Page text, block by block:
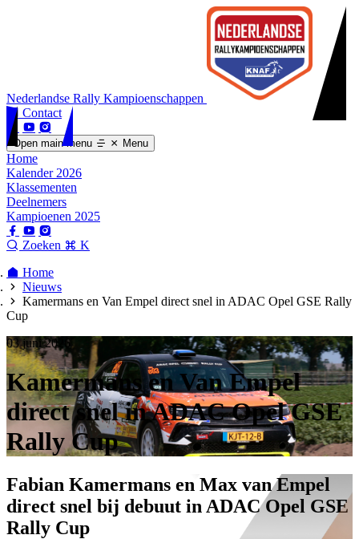
Nederlandse Rally Kampioenschappen
Contact
Open main menu Menu
Home
Kalender 2026
Klassementen
Deelnemers
Kampioenen 2025
Zoeken
K
Home
Nieuws
Kamermans en Van Empel direct snel in ADAC Opel GSE Rally
Cup
03 juni 2026
Kamermans en Van Empel
direct snel in ADAC Opel GSE
Rally Cup
Fabian Kamermans en Max van Empel
direct snel bij debuut in ADAC Opel GSE
Rally Cup